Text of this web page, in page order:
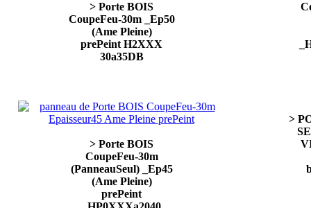
> Porte BOIS
CoupeFeu-30m _Ep50
(Ame Pleine)
prePeint H2XXX
30a35DB
> Porte BOIS
CoupeFeu-30m
(PanneauSeul) _Ep45
(Ame Pleine)
prePeint
>